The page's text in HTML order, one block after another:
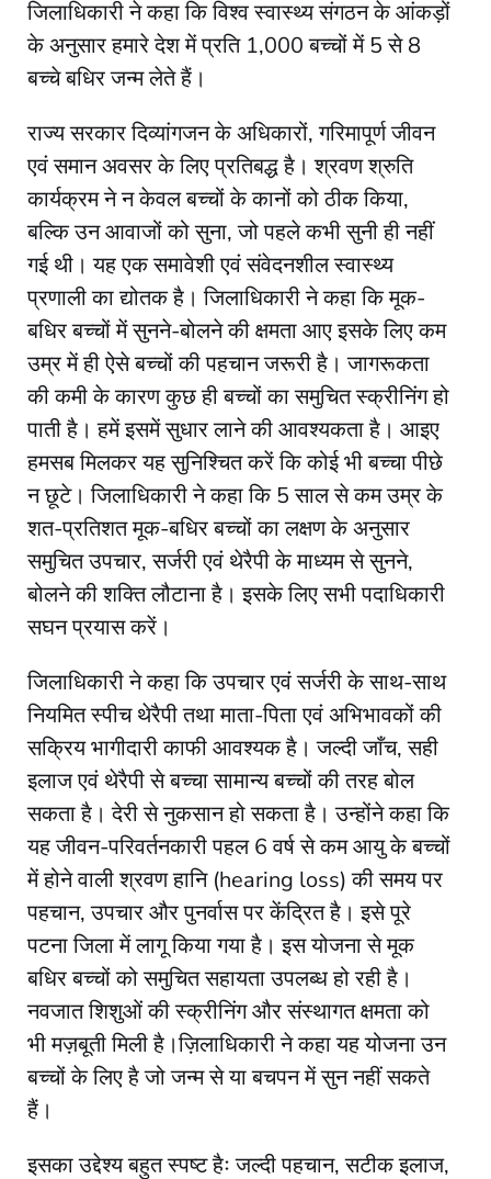
जिलाधिकारी ने कहा कि विश्व स्वास्थ्य संगठन के आंकड़ों
के अनुसार हमारे देश में प्रति 1,000 बच्चों में 5 से 8
बच्चे बधिर जन्म लेते हैं।
राज्य सरकार दिव्यांगजन के अधिकारों, गरिमापूर्ण जीवन
एवं समान अवसर के लिए प्रतिबद्ध है। श्रवण श्रुति
कार्यक्रम ने न केवल बच्चों के कानों को ठीक किया,
बल्कि उन आवाजों को सुना, जो पहले कभी सुनी ही नहीं
गई थी। यह एक समावेशी एवं संवेदनशील स्वास्थ्य
प्रणाली का द्योतक है। जिलाधिकारी ने कहा कि मूक-
बधिर बच्चों में सुनने-बोलने की क्षमता आए इसके लिए कम
उम्र में ही ऐसे बच्चों की पहचान जरूरी है। जागरूकता
की कमी के कारण कुछ ही बच्चों का समुचित स्क्रीनिंग हो
पाती है। हमें इसमें सुधार लाने की आवश्यकता है। आइए
हमसब मिलकर यह सुनिश्चित करें कि कोई भी बच्चा पीछे
न छूटे। जिलाधिकारी ने कहा कि 5 साल से कम उम्र के
शत-प्रतिशत मूक-बधिर बच्चों का लक्षण के अनुसार
समुचित उपचार, सर्जरी एवं थेरैपी के माध्यम से सुनने,
बोलने की शक्ति लौटाना है। इसके लिए सभी पदाधिकारी
सघन प्रयास करें।
जिलाधिकारी ने कहा कि उपचार एवं सर्जरी के साथ-साथ
नियमित स्पीच थेरैपी तथा माता-पिता एवं अभिभावकों की
सक्रिय भागीदारी काफी आवश्यक है। जल्दी जाँच, सही
इलाज एवं थेरैपी से बच्चा सामान्य बच्चों की तरह बोल
सकता है। देरी से नुकसान हो सकता है। उन्होंने कहा कि
यह जीवन-परिवर्तनकारी पहल 6 वर्ष से कम आयु के बच्चों
में होने वाली श्रवण हानि (hearing loss) की समय पर
पहचान, उपचार और पुनर्वास पर केंद्रित है। इसे पूरे
पटना जिला में लागू किया गया है। इस योजना से मूक
बधिर बच्चों को समुचित सहायता उपलब्ध हो रही है।
नवजात शिशुओं की स्क्रीनिंग और संस्थागत क्षमता को
भी मज़बूती मिली है।ज़िलाधिकारी ने कहा यह योजना उन
बच्चों के लिए है जो जन्म से या बचपन में सुन नहीं सकते
हैं।
इसका उद्देश्य बहुत स्पष्ट हैः जल्दी पहचान, सटीक इलाज,